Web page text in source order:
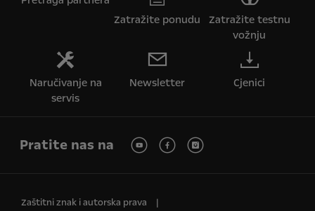
Zatražite ponudu
Zatražite testnu
vožnju
Naručivanje na
servis
Newsletter Cjenici
Pratite nas na
Zaštitni znak i autorska prava